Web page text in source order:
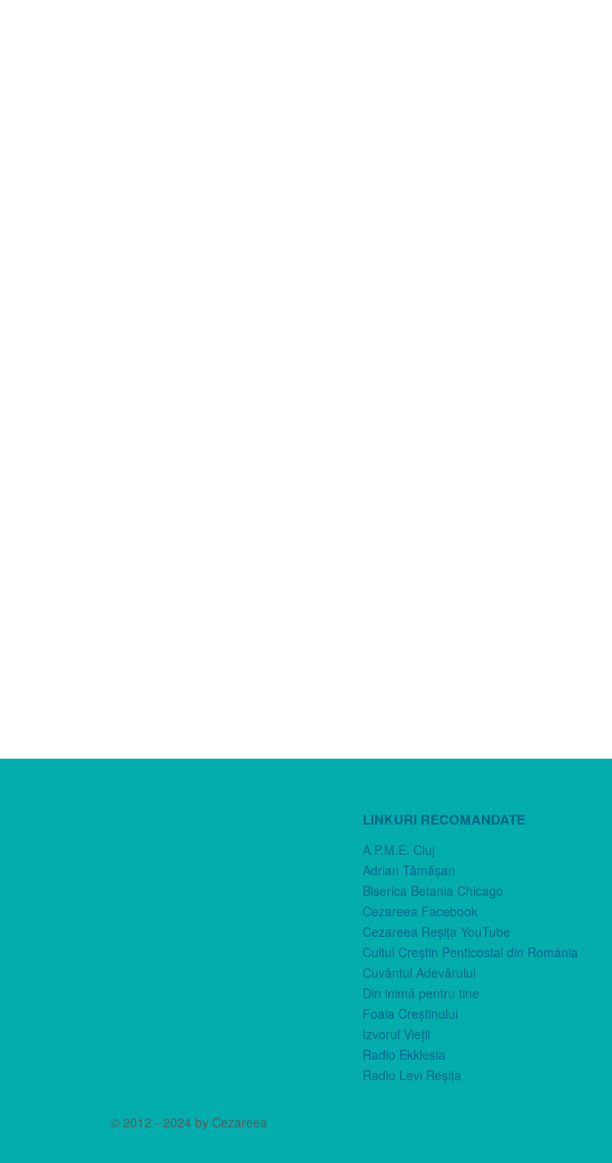
LINKURI RECOMANDATE
A.P.M.E. Cluj
Adrian Tămăşan
Biserica Betania Chicago
Cezareea Facebook
Cezareea Reşiţa YouTube
Cultul Creştin Penticostal din România
Cuvântul Adevărului
Din inimă pentru tine
Foaia Creştinului
Izvorul Vieţii
Radio Ekklesia
Radio Levi Reşiţa
© 2012 - 2024 by Cezareea